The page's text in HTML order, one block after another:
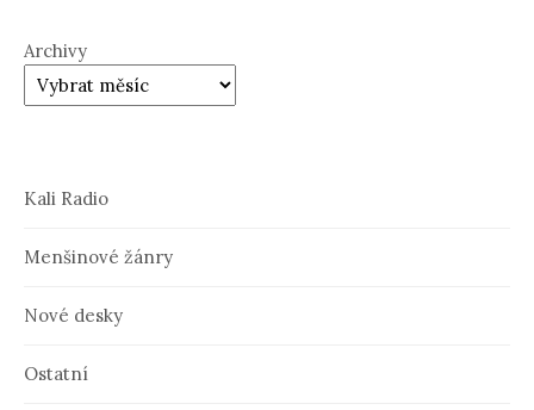
Archivy
Kali Radio
Menšinové žánry
Nové desky
Ostatní